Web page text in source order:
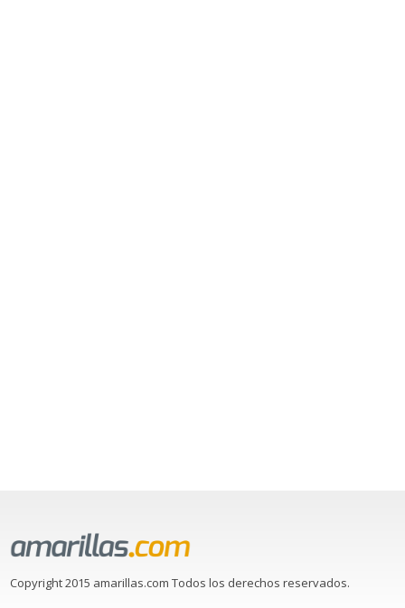
Copyright 2015 amarillas.com Todos los derechos reservados.